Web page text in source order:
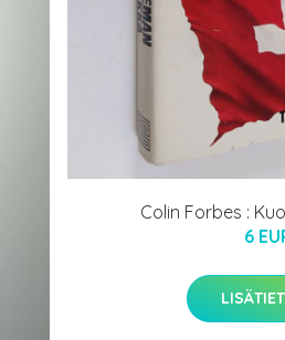
Colin Forbes :
6